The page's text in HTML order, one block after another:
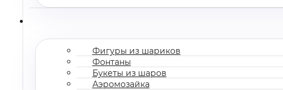
Фигуры из шариков
Фонтаны
Букеты из шаров
Аэромозайка